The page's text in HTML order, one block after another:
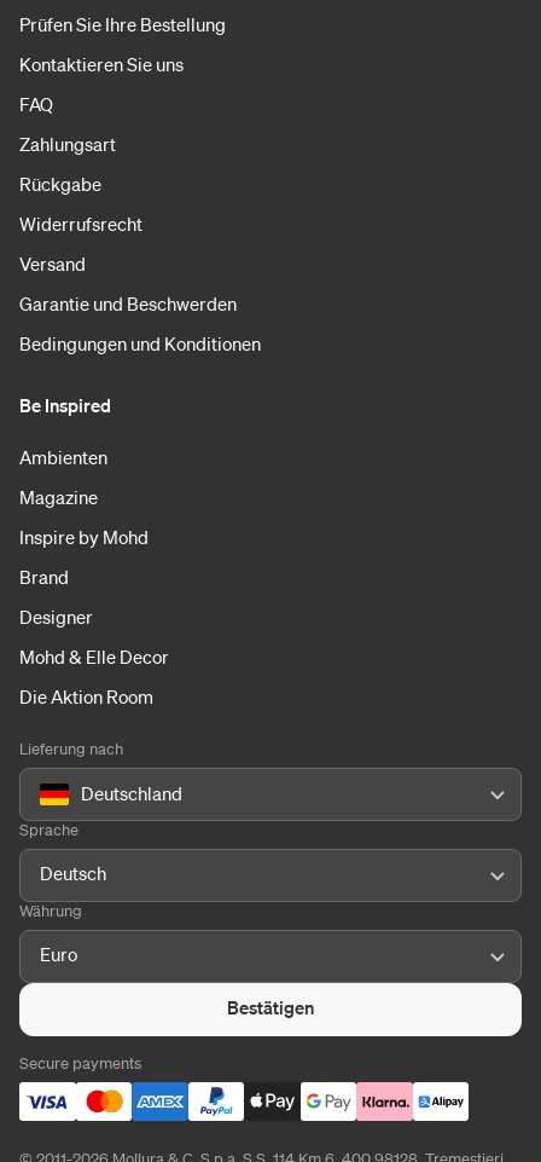
Prüfen Sie Ihre Bestellung
Kontaktieren Sie uns
FAQ
Zahlungsart
Rückgabe
Widerrufsrecht
Versand
Garantie und Beschwerden
Bedingungen und Konditionen
Be Inspired
Ambienten
Magazine
Inspire by Mohd
Brand
Designer
Mohd & Elle Decor
Die Aktion Room
Lieferung nach
Deutschland
Sprache
Deutsch
Währung
Euro
Bestätigen
Secure payments